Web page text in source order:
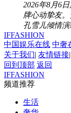
2026年8月6
牌心动挚友
孔雪儿倾情
IFFASHION
中国娱乐在线 中奢
关于我们| 友情链接|
回到顶部 返回
IFFASHION
频道推荐
生活